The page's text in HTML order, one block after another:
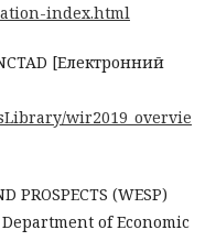
index.html
[Електронний
wir2019_overvie
PROSPECTS (WESP)
of Economic